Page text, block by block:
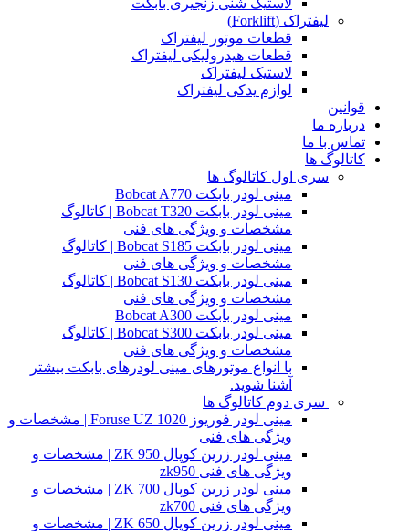
لیفتراک (Forklift)
قطعات موتور لیفتراک
قطعات هیدرولیکی لیفتراک
لاستیک لیفتراک
لوازم یدکی لیفتراک
قوانین
درباره ما
تماس با ما
کاتالوگ ها
سری اول کاتالوگ ها
مینی لودر بابکت Bobcat A770
مینی لودر بابکت Bobcat T320 | کاتالوگ
مشخصات و ویژگی های فنی
مینی لودر بابکت Bobcat S185 | کاتالوگ
مشخصات و ویژگی های فنی
مینی لودر بابکت Bobcat S130 | کاتالوگ
مشخصات و ویژگی های فنی
مینی لودر بابکت Bobcat A300
مینی لودر بابکت Bobcat S300 | کاتالوگ
مشخصات و ویژگی های فنی
با انواع موتورهای مینی لودرهای بابکت بیشتر
آشنا شوید.
سری دوم کاتالوگ ها
مینی لودر فوریوز Foruse UZ 1020 | مشخصات و
ویژگی های فنی
مینی لودر زرین کوپال ZK 950 | مشخصات و
ویژگی های فنی zk950
مینی لودر زرین کوپال ZK 700 | مشخصات و
ویژگی های فنی zk700
مینی لودر زرین کوپال ZK 650 | مشخصات و